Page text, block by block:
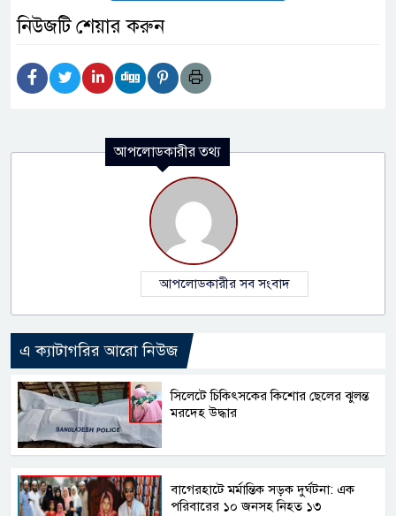
নিউজটি শেয়ার করুন
আপলোডকারীর তথ্য
আপলোডকারীর সব সংবাদ
এ ক্যাটাগরির আরো নিউজ
সিলেটে চিকিৎসকের কিশোর ছেলের ঝুলন্ত
মরদেহ উদ্ধার
বাগেরহাটে মর্মান্তিক সড়ক দুর্ঘটনা: এক
পরিবারের ১০ জনসহ নিহত ১৩